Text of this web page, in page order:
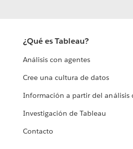
¿Qué es Tableau?
Análisis con agentes
Cree una cultura de datos
Información a partir del análisis
Investigación de Tableau
Contacto